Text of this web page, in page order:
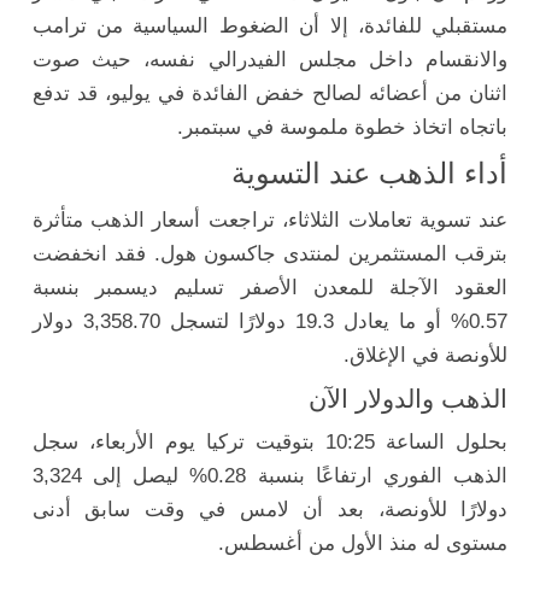
مستقبلي للفائدة، إلا أن الضغوط السياسية من ترامب
والانقسام داخل مجلس الفيدرالي نفسه، حيث صوت
اثنان من أعضائه لصالح خفض الفائدة في يوليو، قد تدفع
باتجاه اتخاذ خطوة ملموسة في سبتمبر.
أداء الذهب عند التسوية
عند تسوية تعاملات الثلاثاء، تراجعت أسعار الذهب متأثرة
بترقب المستثمرين لمنتدى جاكسون هول. فقد انخفضت
العقود الآجلة للمعدن الأصفر تسليم ديسمبر بنسبة
0.57% أو ما يعادل 19.3 دولارًا لتسجل 3,358.70 دولار
للأونصة في الإغلاق.
الذهب والدولار الآن
بحلول الساعة 10:25 بتوقيت تركيا يوم الأربعاء، سجل
الذهب الفوري ارتفاعًا بنسبة 0.28% ليصل إلى 3,324
دولارًا للأونصة، بعد أن لامس في وقت سابق أدنى
مستوى له منذ الأول من أغسطس.